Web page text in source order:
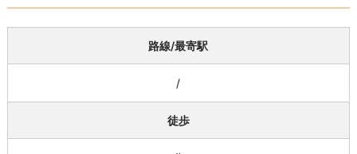
路線/最寄駅
/
徒歩